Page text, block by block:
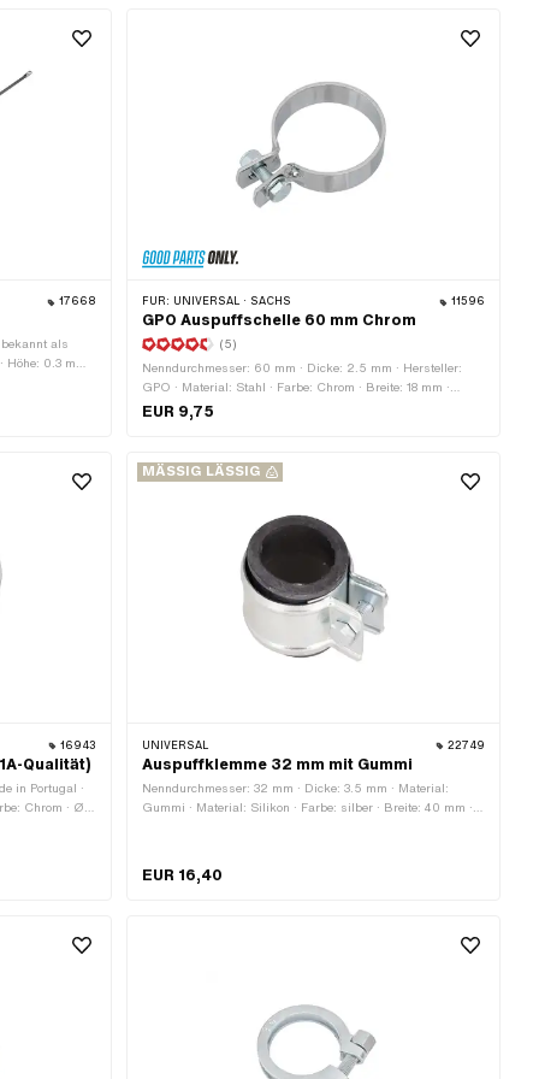
17668
als
0.3 mm ·
FÜR: UNIVERSAL · SACHS 11596
GPO Auspuffschelle 60 mm Chrom
(5)
Nenndurchmesser: 60 mm · Dicke: 2.5 mm · Hersteller:
GPO · Material: Stahl · Farbe: Chrom · Breite: 18 mm ·
Oberfläche: verchromt · Ø Befestigungsloch: 8.5 mm ·
EUR 9,75
16943
Qualität)
in Portugal ·
Chrom · Ø
MÄSSIG LÄSSIG
UNIVERSAL 22749
Auspuffklemme 32 mm mit Gummi
Nenndurchmesser: 32 mm · Dicke: 3.5 mm · Material:
Gummi · Material: Silikon · Farbe: silber · Breite: 40 mm ·
EUR 16,40